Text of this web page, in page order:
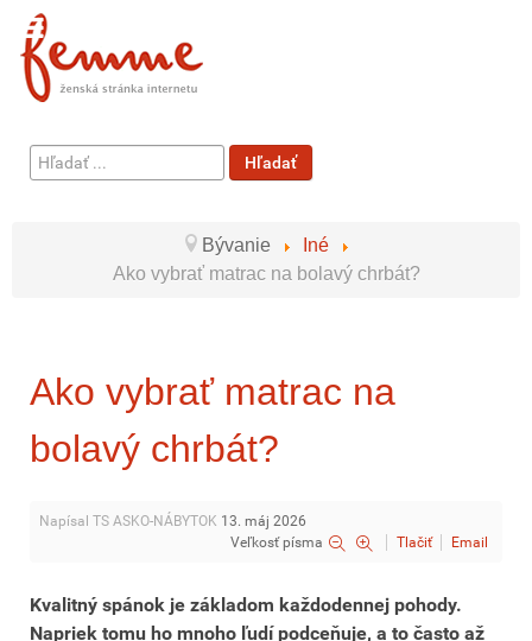
Hľadať
...
Hľadať
Bývanie
Iné
Ako vybrať matrac na bolavý chrbát?
Ako vybrať matrac na
bolavý chrbát?
Napísal TS ASKO-NÁBYTOK 13. máj 2026
Veľkosť písma
Tlačiť Email
Kvalitný spánok je základom každodennej pohody.
Napriek tomu ho mnoho ľudí podceňuje, a to často až